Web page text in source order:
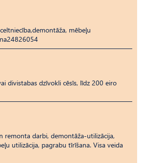
mēbeļu
divistabas dzīvokli cēsīs, līdz 200 eiro
remonta darbi, demontāža-utilizācija,
utilizācija, pagrabu tīrīšana. Visa veida